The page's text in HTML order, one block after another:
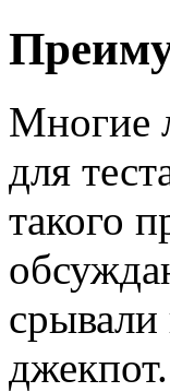
Многие
для
такого
джекпот.